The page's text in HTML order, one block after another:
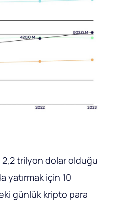
trilyon dolar olduğu
yatırmak için 10
günlük kripto para